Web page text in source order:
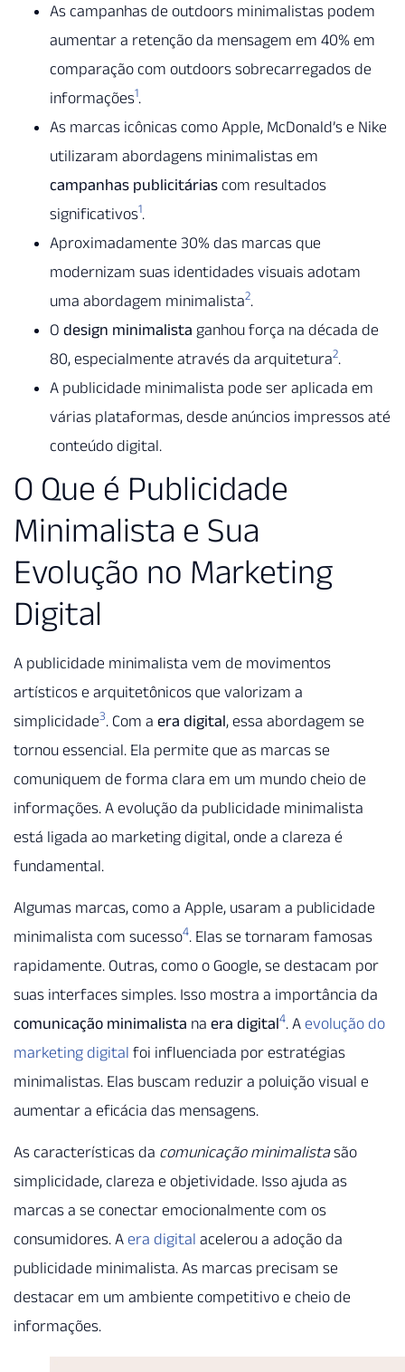
As campanhas de outdoors minimalistas podem
aumentar a retenção da mensagem em 40% em
comparação com outdoors sobrecarregados de
informações1.
As marcas icônicas como Apple, McDonald’s e Nike
utilizaram abordagens minimalistas em
campanhas publicitárias com resultados
significativos1.
Aproximadamente 30% das marcas que
modernizam suas identidades visuais adotam
uma abordagem minimalista2.
O design minimalista ganhou força na década de
80, especialmente através da arquitetura2.
A publicidade minimalista pode ser aplicada em
várias plataformas, desde anúncios impressos até
conteúdo digital.
O Que é Publicidade
Minimalista e Sua
Evolução no Marketing
Digital
A publicidade minimalista vem de movimentos
artísticos e arquitetônicos que valorizam a
simplicidade3. Com a era digital, essa abordagem se
tornou essencial. Ela permite que as marcas se
comuniquem de forma clara em um mundo cheio de
informações. A evolução da publicidade minimalista
está ligada ao marketing digital, onde a clareza é
fundamental.
Algumas marcas, como a Apple, usaram a publicidade
minimalista com sucesso4. Elas se tornaram famosas
rapidamente. Outras, como o Google, se destacam por
suas interfaces simples. Isso mostra a importância da
comunicação minimalista na era digital4. A evolução do
marketing digital foi influenciada por estratégias
minimalistas. Elas buscam reduzir a poluição visual e
aumentar a eficácia das mensagens.
As características da comunicação minimalistasão
simplicidade, clareza e objetividade. Isso ajuda as
marcas a se conectar emocionalmente com os
consumidores. A era digital acelerou a adoção da
publicidade minimalista. As marcas precisam se
destacar em um ambiente competitivo e cheio de
informações.